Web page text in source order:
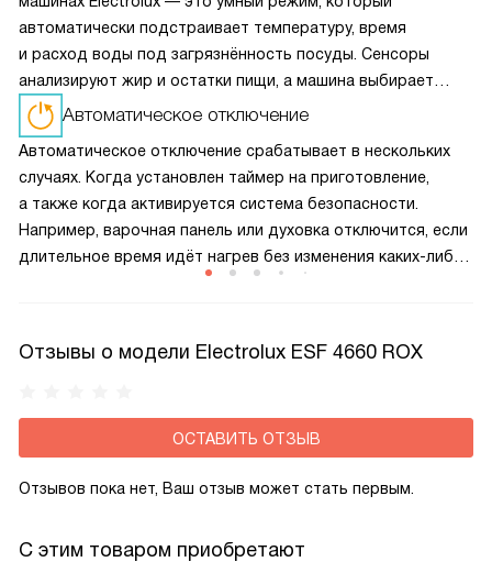
автоматически подстраивает температуру, время
и расход воды под загрязнённость посуды. Сенсоры
анализируют жир и остатки пищи, а машина выбирает
оптимальный цикл — экономя энергию и воду без потери
качества мойки.
Автоматическое отключение
Автоматическое отключение срабатывает в нескольких
случаях. Когда установлен таймер на приготовление,
а также когда активируется система безопасности.
Например, варочная панель или духовка отключится, если
длительное время идёт нагрев без изменения каких-либо
Отзывы о модели Electrolux ESF 4660 ROX
ОСТАВИТЬ ОТЗЫВ
Отзывов пока нет, Ваш отзыв может стать первым.
С этим товаром приобретают